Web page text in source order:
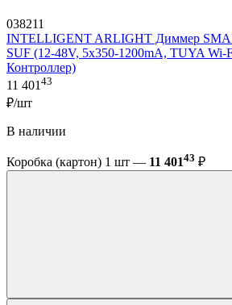
038211
INTELLIGENT ARLIGHT Диммер
SUF (12-48V, 5x350-1200mA, TUYA
Контроллер)
11 40143
₽/шт
В наличии
Коробка (картон) 1 шт — 11 40143 ₽